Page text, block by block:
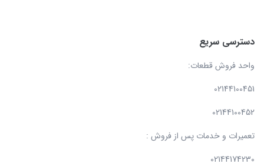
دسترسی سریع
واحد فروش قطعات:
02144100451
02144100452
تعمیرات و خدمات پس از فروش :
02144174230